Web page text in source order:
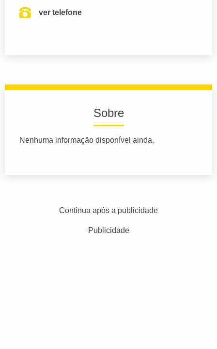
ver telefone
Sobre
Nenhuma informação disponível ainda.
Continua após a publicidade
Publicidade